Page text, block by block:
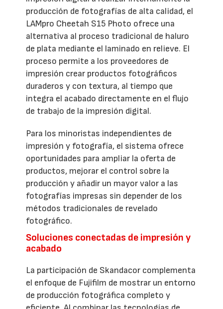
producción de fotografías de alta calidad, el
LAMpro Cheetah S15 Photo ofrece una
alternativa al proceso tradicional de haluro
de plata mediante el laminado en relieve. El
proceso permite a los proveedores de
impresión crear productos fotográficos
duraderos y con textura, al tiempo que
integra el acabado directamente en el flujo
de trabajo de la impresión digital.
Para los minoristas independientes de
impresión y fotografía, el sistema ofrece
oportunidades para ampliar la oferta de
productos, mejorar el control sobre la
producción y añadir un mayor valor a las
fotografías impresas sin depender de los
métodos tradicionales de revelado
fotográfico.
Soluciones conectadas de impresión y
acabado
La participación de Skandacor complementa
el enfoque de Fujifilm de mostrar un entorno
de producción fotográfica completo y